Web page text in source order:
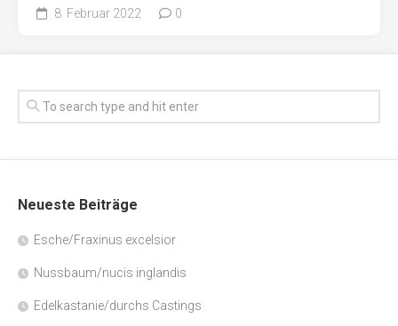
8. Februar 2022 0
Neueste Beiträge
Esche/Fraxinus excelsior
Nussbaum/nucis inglandis
Edelkastanie/durchs Castings